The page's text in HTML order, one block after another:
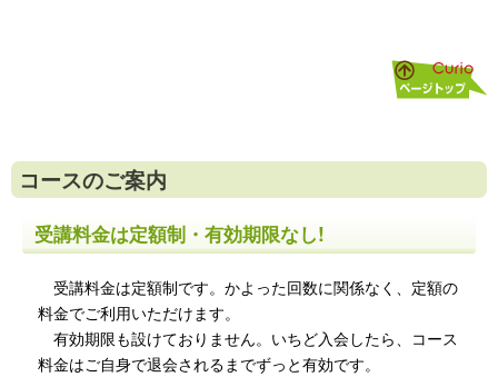
コースのご案内
受講料金は定額制・有効期限なし!
受講料金は定額制です。かよった回数に関係なく、定額の
料金でご利用いただけます。
有効期限も設けておりません。いちど入会したら、コース
料金はご自身で退会されるまでずっと有効です。